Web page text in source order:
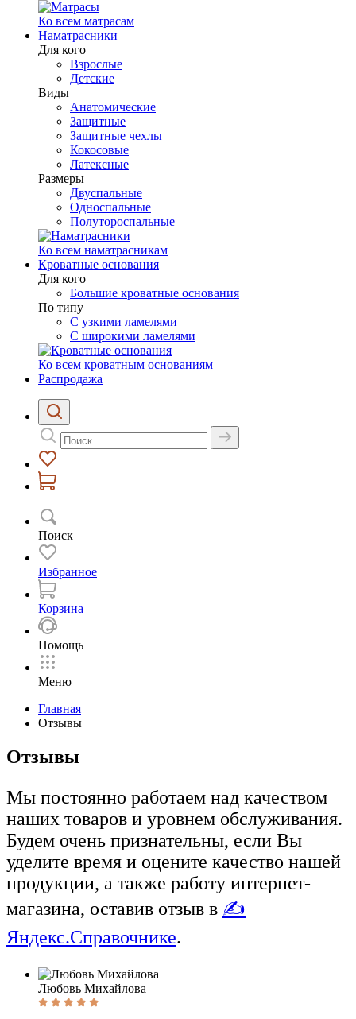
Ко всем матрасам
Наматрасники
Для кого
Взрослые
Детские
Виды
Анатомические
Защитные
Защитные чехлы
Кокосовые
Латексные
Размеры
Двуспальные
Односпальные
Полутороспальные
Ко всем наматрасникам
Кроватные основания
Для кого
Большие кроватные основания
По типу
С узкими ламелями
С широкими ламелями
Ко всем кроватным основаниям
Распродажа
Поиск
Избранное
Корзина
Помощь
Меню
Главная
Отзывы
Отзывы
Мы постоянно работаем над качеством
наших товаров и уровнем обслуживания.
Будем очень признательны, если Вы
уделите время и оцените качество нашей
продукции, а также работу интернет-
магазина, оставив отзыв в ✍️
Яндекс.Справочнике.
Любовь Михайлова